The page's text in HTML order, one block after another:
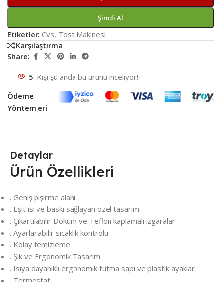
Şimdi Al
Etiketler: Cvs, Tost Makinesi
Karşılaştırma
Share:
5 Kişi şu anda bu ürünü inceliyor!
Ödeme
Yöntemleri
Detaylar
Ürün Özellikleri
. Geniş pişirme alanı
. Eşit ısı ve baskı sağlayan özel tasarım
. Çıkartılabilir Döküm ve Teflon kaplamalı ızgaralar
. Ayarlanabilir sıcaklık kontrolü
. Kolay temizleme
. Şık ve Ergonomik Tasarım
. Isıya dayanıklı ergonomik tutma sapı ve plastik ayaklar
. Termostat